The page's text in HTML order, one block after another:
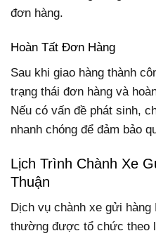
đơn hàng.
Hoàn Tất Đơn Hàng
Sau khi giao hàng thành
trạng thái đơn hàng và
Nếu có vấn đề phát sinh,
nhanh chóng để đảm bảo
Lịch Trình Chành Xe
Thuận
Dịch vụ chành xe gửi hàng
thường được tổ chức theo